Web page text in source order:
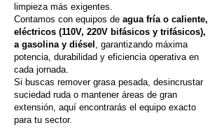
limpieza más exigentes.
Contamos con equipos de agua fría o caliente,
eléctricos (110V, 220V bifásicos y trifásicos),
a gasolina y diésel , garantizando máxima
potencia, durabilidad y eficiencia operativa en
cada jornada.
Si buscas remover grasa pesada, desincrustar
suciedad ruda o mantener áreas de gran
extensión, aquí encontrarás el equipo exacto
para tu sector.